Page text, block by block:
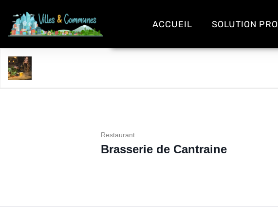
ACCUEIL SOLUTION PRO
Restaurant
Brasserie de Cantraine